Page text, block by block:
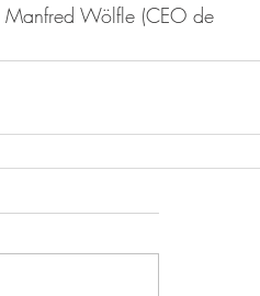
Wölfle (CEO de